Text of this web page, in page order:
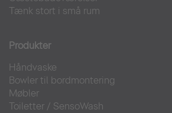
Tænk stort i små rum
Produkter
Håndvaske
Bowler til bordmontering
Møbler
Toiletter / SensoWash